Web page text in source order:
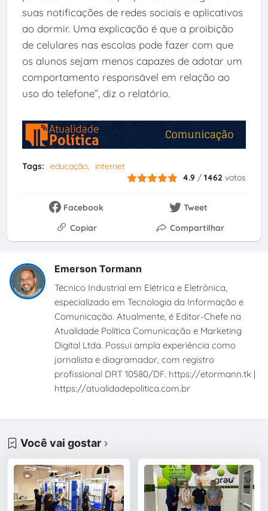
suas notificações de redes sociais e aplicativos
ao dormir. Uma explicação é que a proibição
de celulares nas escolas pode fazer com que
os alunos sejam menos capazes de adotar um
comportamento responsável em relação ao
uso do telefone”, diz o relatório.
Tags: educação
internet
4.9 /1462 votos
Facebook
Tweet
Copiar
Compartilhar
Emerson Tormann
Técnico Industrial em Elétrica e Eletrônica,
especializado em Tecnologia da Informação e
Comunicação. Atualmente, é Editor-Chefe na
Atualidade Política Comunicação e Marketing
Digital Ltda. Possui ampla experiência como
jornalista e diagramador, com registro
profissional DRT 10580/DF. https://etormann.tk |
https://atualidadepolitica.com.br
Você vai gostar